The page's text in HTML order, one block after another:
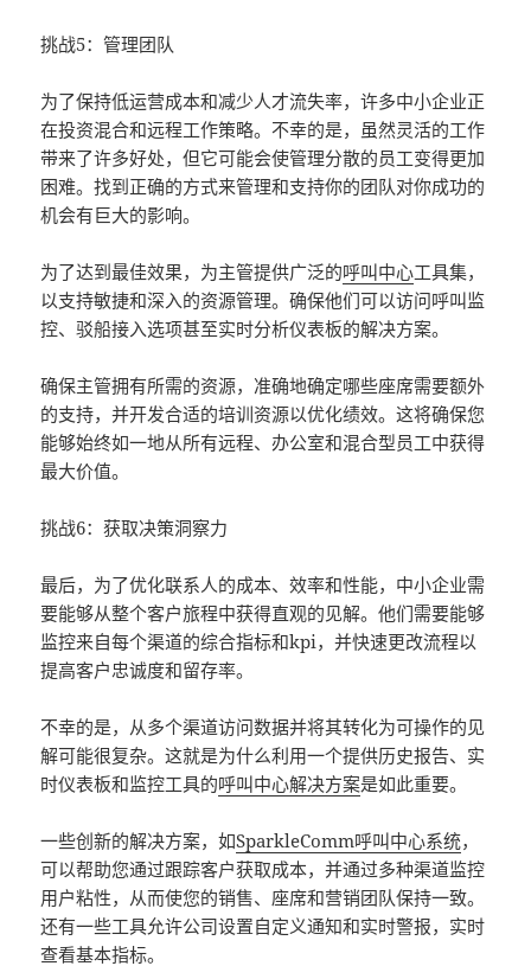
挑战5：管理团队
为了保持低运营成本和减少人才流失率，许多中小企业正
在投资混合和远程工作策略。不幸的是，虽然灵活的工作
带来了许多好处，但它可能会使管理分散的员工变得更加
困难。找到正确的方式来管理和支持你的团队对你成功的
机会有巨大的影响。
为了达到最佳效果，为主管提供广泛的呼叫中心工具集，
以支持敏捷和深入的资源管理。确保他们可以访问呼叫监
控、驳船接入选项甚至实时分析仪表板的解决方案。
确保主管拥有所需的资源，准确地确定哪些座席需要额外
的支持，并开发合适的培训资源以优化绩效。这将确保您
能够始终如一地从所有远程、办公室和混合型员工中获得
最大价值。
挑战6：获取决策洞察力
最后，为了优化联系人的成本、效率和性能，中小企业需
要能够从整个客户旅程中获得直观的见解。他们需要能够
监控来自每个渠道的综合指标和kpi，并快速更改流程以
提高客户忠诚度和留存率。
不幸的是，从多个渠道访问数据并将其转化为可操作的见
解可能很复杂。这就是为什么利用一个提供历史报告、实
时仪表板和监控工具的呼叫中心解决方案是如此重要。
一些创新的解决方案，如SparkleComm呼叫中心系统，
可以帮助您通过跟踪客户获取成本，并通过多种渠道监控
用户粘性，从而使您的销售、座席和营销团队保持一致。
还有一些工具允许公司设置自定义通知和实时警报，实时
查看基本指标。